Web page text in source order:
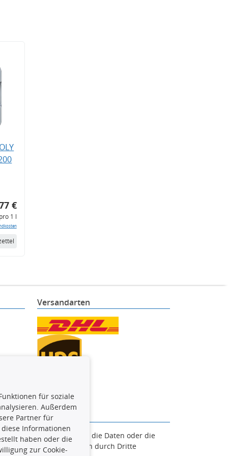
€
1 l
Versandarten
Es ist zu unterlassen, die Daten oder die
oder diese Handlungen durch Dritte
für soziale
Außerdem
Partner für
Informationen
haben oder die
zur Cookie-